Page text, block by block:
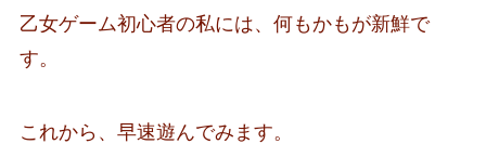
乙女ゲーム初心者の私には、何もかもが新鮮で
す。
これから、早速遊んでみます。